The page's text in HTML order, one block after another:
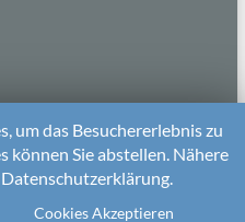
WordPress. Theme: Spacious von
um das Besuchererlebnis zu
können Sie abstellen. Nähere
Cookies Akzeptieren